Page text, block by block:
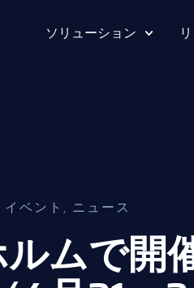
ソリューション
イベント , ニュース
ムで開